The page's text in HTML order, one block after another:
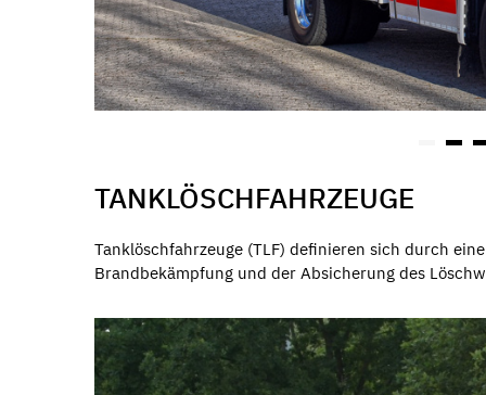
TANKLÖSCHFAHRZEUGE
Tanklöschfahrzeuge (TLF) definieren sich durch
Brandbekämpfung und der Absicherung des